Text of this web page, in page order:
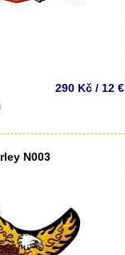
290 Kč / 12 €
N003